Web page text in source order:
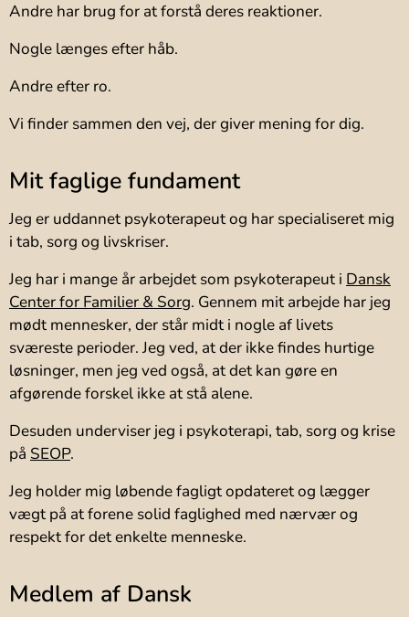
Andre har brug for at forstå deres reaktioner.
Nogle længes efter håb.
Andre efter ro.
Vi finder sammen den vej, der giver mening for dig.
Mit faglige fundament
Jeg er uddannet psykoterapeut og har specialiseret mig
i tab, sorg og livskriser.
Jeg har i mange år arbejdet som psykoterapeut i Dansk
Center for Familier & Sorg. Gennem mit arbejde har jeg
mødt mennesker, der står midt i nogle af livets
sværeste perioder. Jeg ved, at der ikke findes hurtige
løsninger, men jeg ved også, at det kan gøre en
afgørende forskel ikke at stå alene.
Desuden underviser jeg i psykoterapi, tab, sorg og krise
på SEOP.
Jeg holder mig løbende fagligt opdateret og lægger
vægt på at forene solid faglighed med nærvær og
respekt for det enkelte menneske.
Medlem af Dansk